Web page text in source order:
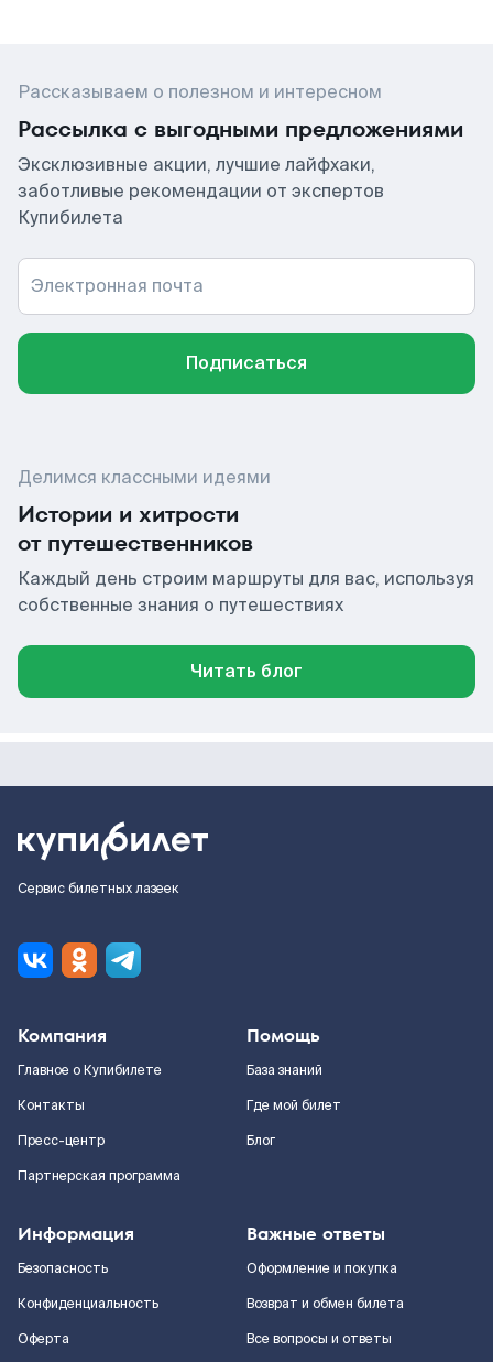
Рассказываем о полезном и интересном
Рассылка с выгодными предложениями
Эксклюзивные акции, лучшие лайфхаки,
заботливые рекомендации от экспертов
Купибилета
Электронная почта
Подписаться
Делимся классными идеями
Истории и хитрости
от путешественников
Каждый день строим маршруты для вас, используя
собственные знания о путешествиях
Читать блог
Сервис билетных лазеек
Компания
Главное о Купибилете
Контакты
Пресс-центр
Партнерская программа
Помощь
База знаний
Где мой билет
Блог
Информация
Безопасность
Конфиденциальность
Оферта
Важные ответы
Оформление и покупка
Возврат и обмен билета
Все вопросы и ответы